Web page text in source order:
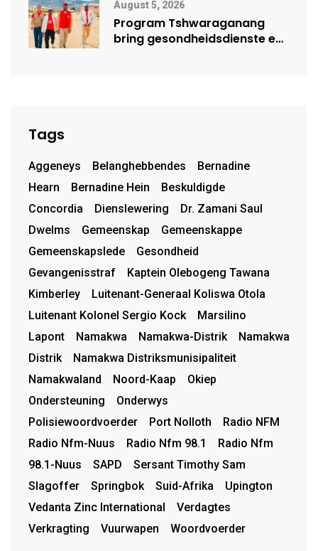
August 5, 2026
Program Tshwaraganang
bring gesondheidsdienste en
Tags
Aggeneys Belanghebbendes
Bernadine
Hearn
Bernadine Hein
Beskuldigde
Concordia
Dienslewering
Dr. Zamani Saul
Dwelms
Gemeenskap
Gemeenskappe
Gemeenskapslede
Gesondheid
Gevangenisstraf
Kaptein Olebogeng Tawana
Kimberley
Luitenant-Generaal Koliswa Otola
Luitenant Kolonel Sergio Kock
Marsilino
Lapont
Namakwa Namakwa-Distrik
Namakwa
Distrik
Namakwa Distriksmunisipaliteit
Namakwaland
Noord-Kaap
Okiep
Ondersteuning
Onderwys
Polisiewoordvoerder
Port Nolloth
Radio NFM
Radio Nfm-Nuus
Radio Nfm 98.1
Radio Nfm
98.1-Nuus
SAPD
Sersant Timothy Sam
Slagoffer
Springbok Suid-Afrika
Upington
Vedanta Zinc International
Verdagtes
Verkragting
Vuurwapen Woordvoerder